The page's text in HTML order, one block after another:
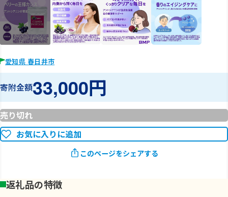
愛知県 春日井市
寄附金額33,000円
売り切れ
お気に入りに追加
このページをシェアする
返礼品の特徴